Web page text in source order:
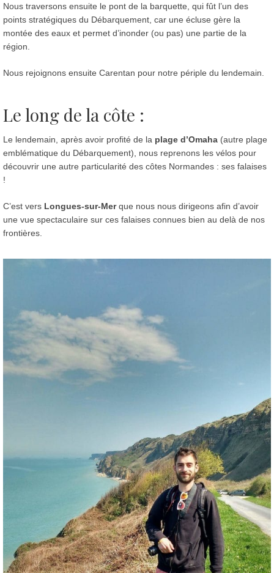
Nous traversons ensuite le pont de la barquette, qui fût l’un des
points stratégiques du Débarquement, car une écluse gère la
montée des eaux et permet d’inonder (ou pas) une partie de la
région.
Nous rejoignons ensuite Carentan pour notre périple du lendemain.
Le long de la côte :
Le lendemain, après avoir profité de la plage d’Omaha (autre plage
emblématique du Débarquement), nous reprenons les vélos pour
découvrir une autre particularité des côtes Normandes : ses falaises
!
C’est vers Longues-sur-Merque nous nous dirigeons afin d’avoir
une vue spectaculaire sur ces falaises connues bien au delà de nos
frontières.